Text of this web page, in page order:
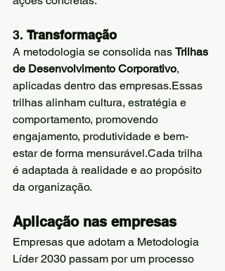
3. Transformação
A metodologia se consolida nas Trilhas
de Desenvolvimento Corporativo,
aplicadas dentro das empresas.Essas
trilhas alinham cultura, estratégia e
comportamento, promovendo
engajamento, produtividade e bem-
estar de forma mensurável.Cada trilha
é adaptada à realidade e ao propósito
da organização.
Aplicação nas empresas
Empresas que adotam a Metodologia
Líder 2030 passam por um processo